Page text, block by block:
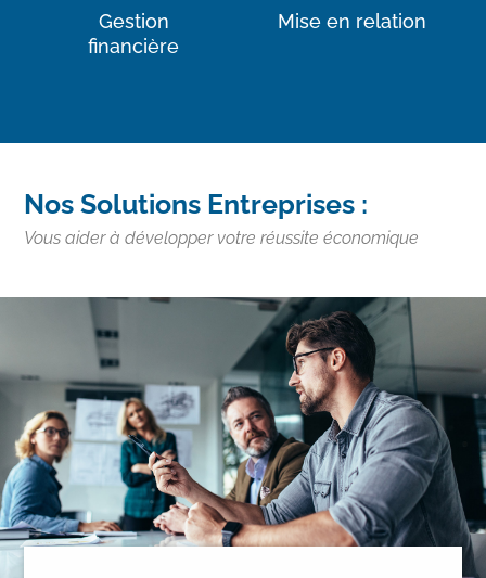
Gestion
financière
Mise en relation
Nos Solutions Entreprises :
Vous aider à développer votre réussite économique